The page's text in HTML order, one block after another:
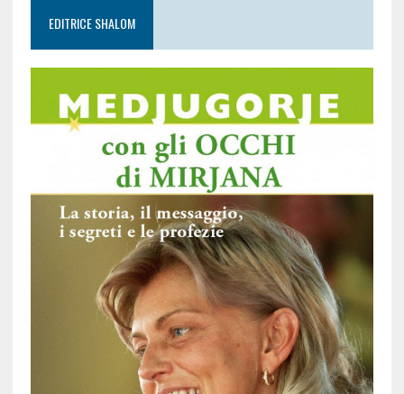
EDITRICE SHALOM